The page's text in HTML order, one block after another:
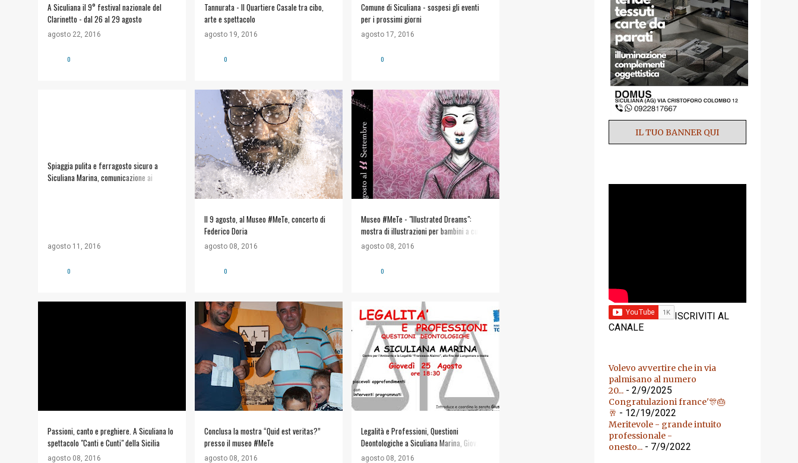
A Siculiana il 9° festival nazionale del
Clarinetto - dal 26 al 29 agosto
agosto 22, 2016
0
Tannurata - Il Quartiere Casale tra cibo,
arte e spettacolo
agosto 19, 2016
0
Comune di Siculiana - sospesi gli eventi
per i prossimi giorni
agosto 17, 2016
0
Spiaggia pulita e ferragosto sicuro a
Siculiana Marina, comunicazione ai
agosto 11, 2016
0
Il 9 agosto, al Museo #MeTe, concerto di
Federico Doria
agosto 08, 2016
#ARTE E CULTURA + 2
0
Museo #MeTe - "Illustrated Dreams":
mostra di illustrazioni per bambini a cura
dell'artista Rosaria Costa
agosto 08, 2016
#ARTE E CULTURA +2
0
Passioni, canto e preghiere. A Siculiana lo
spettacolo "Canti e Cunti" della Sicilia
agosto 08, 2016
Conclusa la mostra “Quid est veritas?”
presso il museo #MeTe
agosto 08, 2016
SALVATORE DOMENICO SCHEMBRI
+
SICULIANA ESTATE 2016
Legalità e Professioni, Questioni
Deontologiche a Siculiana Marina, Giov. 25
Ago. 18:30
agosto 08, 2016
INFORMAZIONI UTILI
IL TUO BANNER QUI
ISCRIVITI AL
CANALE
Volevo avvertire che in via
palmisano al numero
20...- 2/9/2025
Congratulazioni france'🎊🎂
🥂 - 12/19/2022
Meritevole - grande intuito
professionale -
onesto...- 7/9/2022